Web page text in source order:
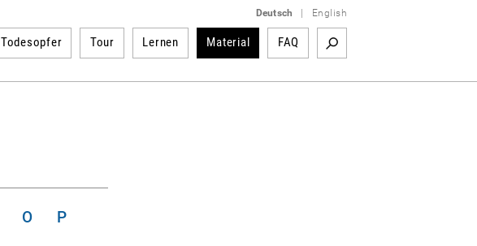
Deutsch English
Todesopfer Tour Lernen Material FAQ
O
P